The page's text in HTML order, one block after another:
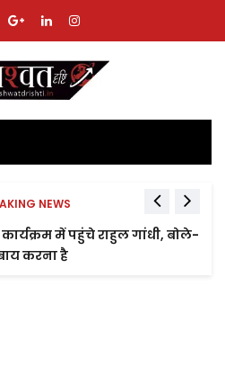
NEWS
कार्यक्रम में पहुंचे राहुल गांधी, बोले-
करना है